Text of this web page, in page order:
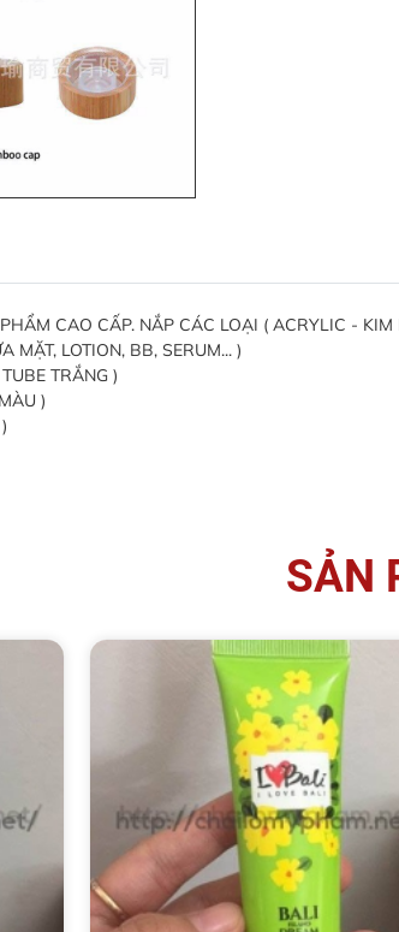
CAO CẤP. NẮP CÁC LOẠI ( ACRYLIC - KIM
MẶT, LOTION, BB, SERUM... )
TRẮNG )
)
SẢN